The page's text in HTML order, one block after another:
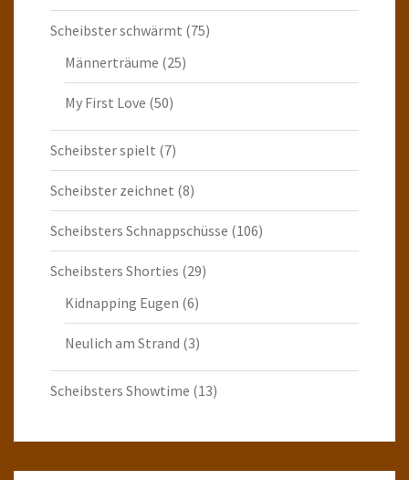
Scheibster schwärmt (75)
Männerträume (25)
My First Love (50)
Scheibster spielt (7)
Scheibster zeichnet (8)
Scheibsters Schnappschüsse (106)
Scheibsters Shorties (29)
Kidnapping Eugen (6)
Neulich am Strand (3)
Scheibsters Showtime (13)